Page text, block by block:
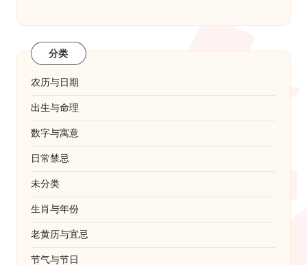
分类
农历与日期
出生与命理
数字与寓意
日常禁忌
未分类
生肖与年份
老黄历与宜忌
节气与节日